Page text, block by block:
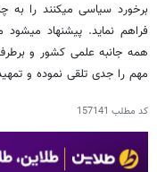
برخورد سیاسی میکنند را به
فراهم نماید. پیشنهاد
همه جانبه علمی کشور و
مهم را جدی تلقی نموده و
کد مطلب 157141